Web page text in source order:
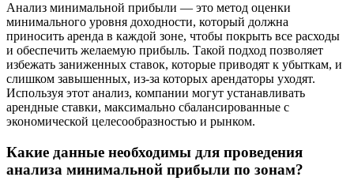
Анализ минимальной прибыли — это метод оценки
минимального уровня доходности, который должна
приносить аренда в каждой зоне, чтобы покрыть все расходы
и обеспечить желаемую прибыль. Такой подход позволяет
избежать заниженных ставок, которые приводят к убыткам, и
слишком завышенных, из-за которых арендаторы уходят.
Используя этот анализ, компании могут устанавливать
арендные ставки, максимально сбалансированные с
экономической целесообразностью и рынком.
Какие данные необходимы для проведения
анализа минимальной прибыли по зонам?